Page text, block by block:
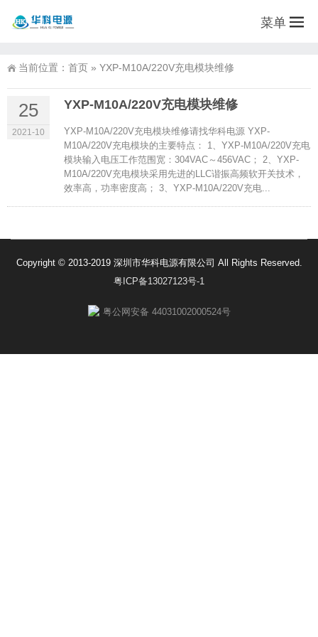
菜单
当前位置： 首页 » YXP-M10A/220V充电模块维修
25
2021-10
YXP-M10A/220V充电模块维修
YXP-M10A/220V充电模块维修请找华科电源 YXP-
M10A/220V充电模块的主要特点： 1、YXP-M10A/220V充电
模块输入电压工作范围宽：304VAC～456VAC； 2、YXP-
M10A/220V充电模块采用先进的LLC谐振高频软开关技术，
效率高，功率密度高； 3、YXP-M10A/220V充电...
Copyright © 2013-2019 深圳市华科电源有限公司 All Rights Reserved.
粤ICP备13027123号-1
粤公网安备 44031002000524号